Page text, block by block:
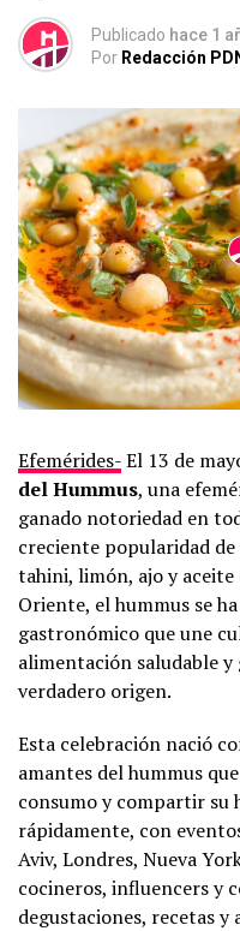
Publicado hace 1
Por Redacción
Efemérides-El 13 de
del Hummus, una
ganado notoriedad en
creciente popularidad de
tahini, limón, ajo y
Oriente, el hummus se
gastronómico que une
alimentación saludable y
verdadero origen.
Esta celebración nació
amantes del hummus
consumo y compartir su
rápidamente, con
Aviv, Londres, Nueva
cocineros, influencers y
degustaciones, recetas y